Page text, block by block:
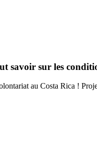
savoir sur les
au Costa Rica !